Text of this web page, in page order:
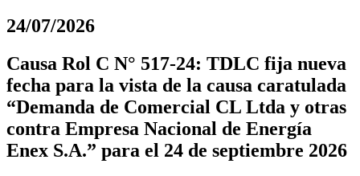
24/07/2026
Causa Rol C N° 517-24: TDLC fija nueva
fecha para la vista de la causa caratulada
“Demanda de Comercial CL Ltda y otras
contra Empresa Nacional de Energía
Enex S.A.” para el 24 de septiembre 2026